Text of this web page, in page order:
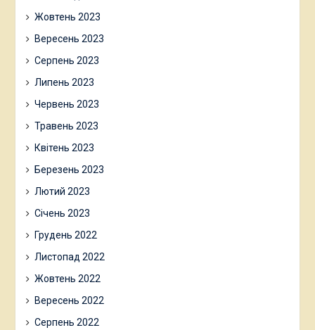
Жовтень 2023
Вересень 2023
Серпень 2023
Липень 2023
Червень 2023
Травень 2023
Квітень 2023
Березень 2023
Лютий 2023
Січень 2023
Грудень 2022
Листопад 2022
Жовтень 2022
Вересень 2022
Серпень 2022